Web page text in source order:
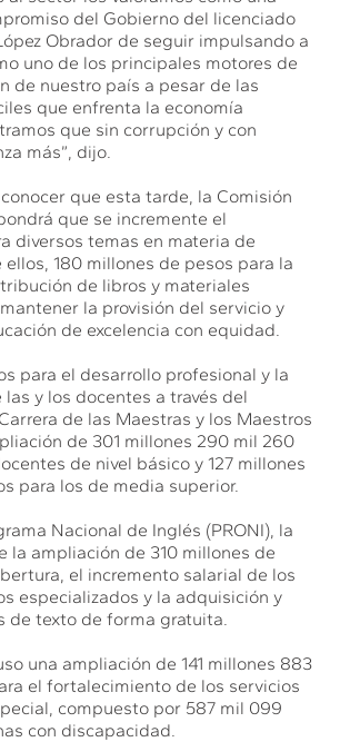
del Gobierno del licenciado
Obrador de seguir impulsando a
uno de los principales motores de
de nuestro país a pesar de las
que enfrenta la economía
que sin corrupción y con
más”, dijo.
que esta tarde, la Comisión
que se incremente el
diversos temas en materia de
ellos, 180 millones de pesos para la
de libros y materiales
la provisión del servicio y
de excelencia con equidad.
para el desarrollo profesional y la
las y los docentes a través del
de las Maestras y los Maestros
de 301 millones 290 mil 260
de nivel básico y 127 millones
para los de media superior.
Nacional de Inglés (PRONI), la
la ampliación de 310 millones de
el incremento salarial de los
especializados y la adquisición y
de texto de forma gratuita.
una ampliación de 141 millones 883
el fortalecimiento de los servicios
compuesto por 587 mil 099
con discapacidad.